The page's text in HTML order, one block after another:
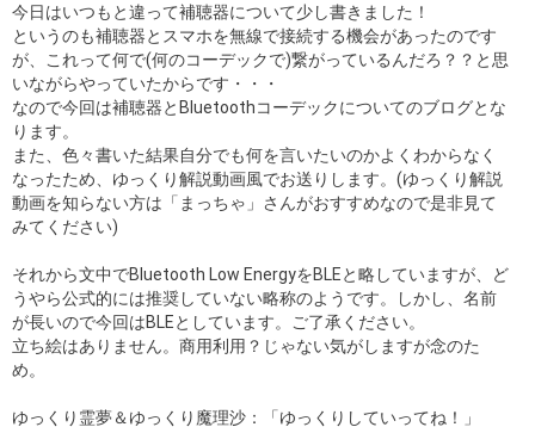
今日はいつもと違って補聴器について少し書きました！
というのも補聴器とスマホを無線で接続する機会があったのです
が、これって何で(何のコーデックで)繋がっているんだろ？？と思
いながらやっていたからです・・・
なので今回は補聴器とBluetoothコーデックについてのブログとな
ります。
また、色々書いた結果自分でも何を言いたいのかよくわからなく
なったため、ゆっくり解説動画風でお送りします。(ゆっくり解説
動画を知らない方は「まっちゃ」さんがおすすめなので是非見て
みてください)
それから文中でBluetooth Low EnergyをBLEと略していますが、ど
うやら公式的には推奨していない略称のようです。しかし、名前
が長いので今回はBLEとしています。ご了承ください。
立ち絵はありません。商用利用？じゃない気がしますが念のた
め。
ゆっくり霊夢＆ゆっくり魔理沙：「ゆっくりしていってね！」